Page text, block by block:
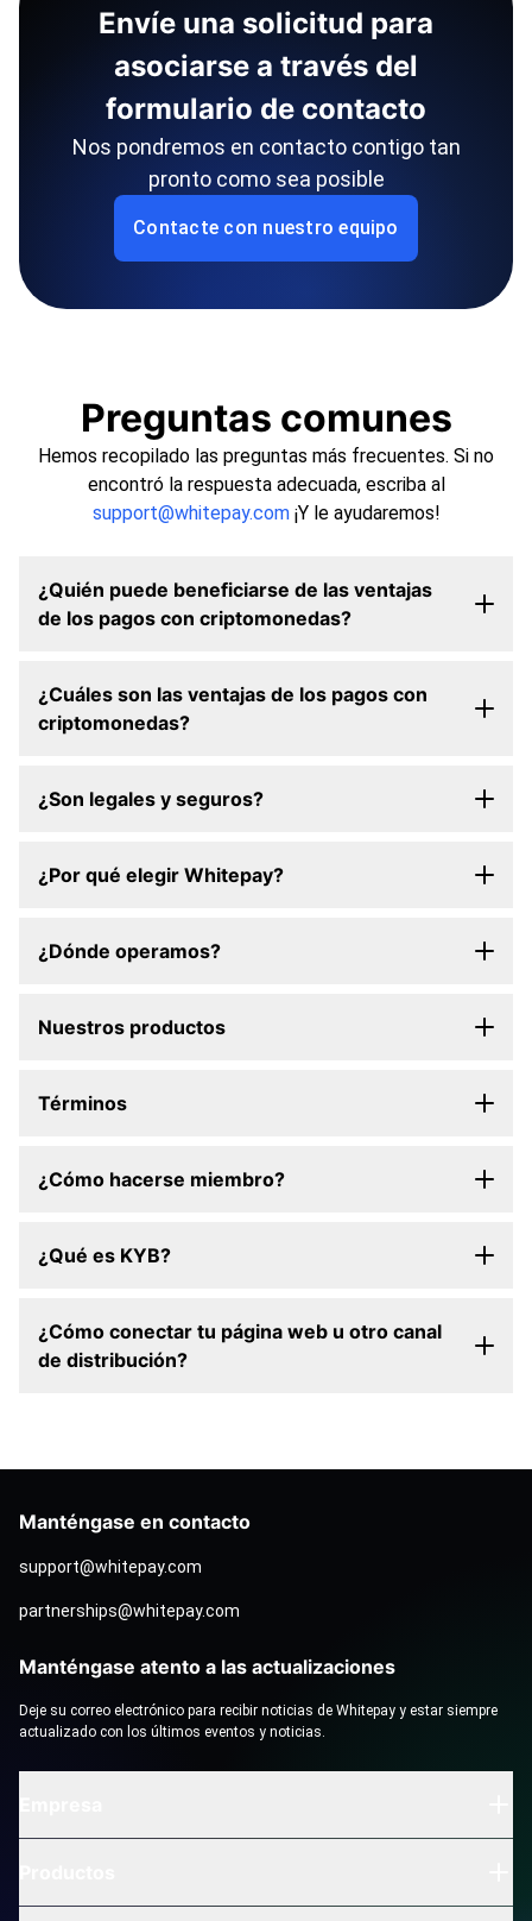
Envíe una solicitud para
asociarse a través del
formulario de contacto
Nos pondremos en contacto contigo tan
pronto como sea posible
Contacte con nuestro equipo
Preguntas comunes
Hemos recopilado las preguntas más frecuentes. Si no
encontró la respuesta adecuada, escriba al
support@whitepay.com¡Y le ayudaremos!
¿Quién puede beneficiarse de las ventajas
de los pagos con criptomonedas?
¿Cuáles son las ventajas de los pagos con
criptomonedas?
¿Son legales y seguros?
¿Por qué elegir Whitepay?
¿Dónde operamos?
Nuestros productos
Términos
¿Cómo hacerse miembro?
¿Qué es KYB?
¿Cómo conectar tu página web u otro canal
de distribución?
Manténgase en contacto
support@whitepay.com
partnerships@whitepay.com
Manténgase atento a las actualizaciones
Deje su correo electrónico para recibir noticias de Whitepay y estar siempre
actualizado con los últimos eventos y noticias.